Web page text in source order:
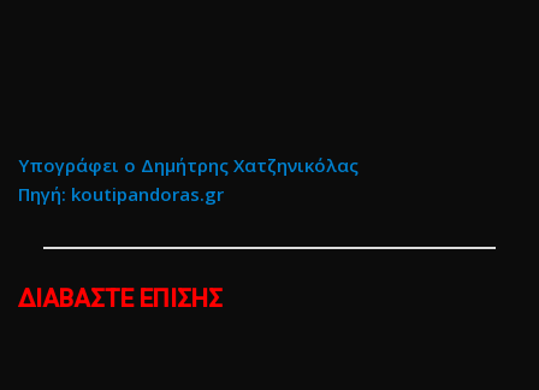
Υπογράφει ο Δημήτρης Χατζηνικόλας
Πηγή: koutipandoras.gr
ΔΙΑΒΑΣΤΕ ΕΠΙΣΗΣ